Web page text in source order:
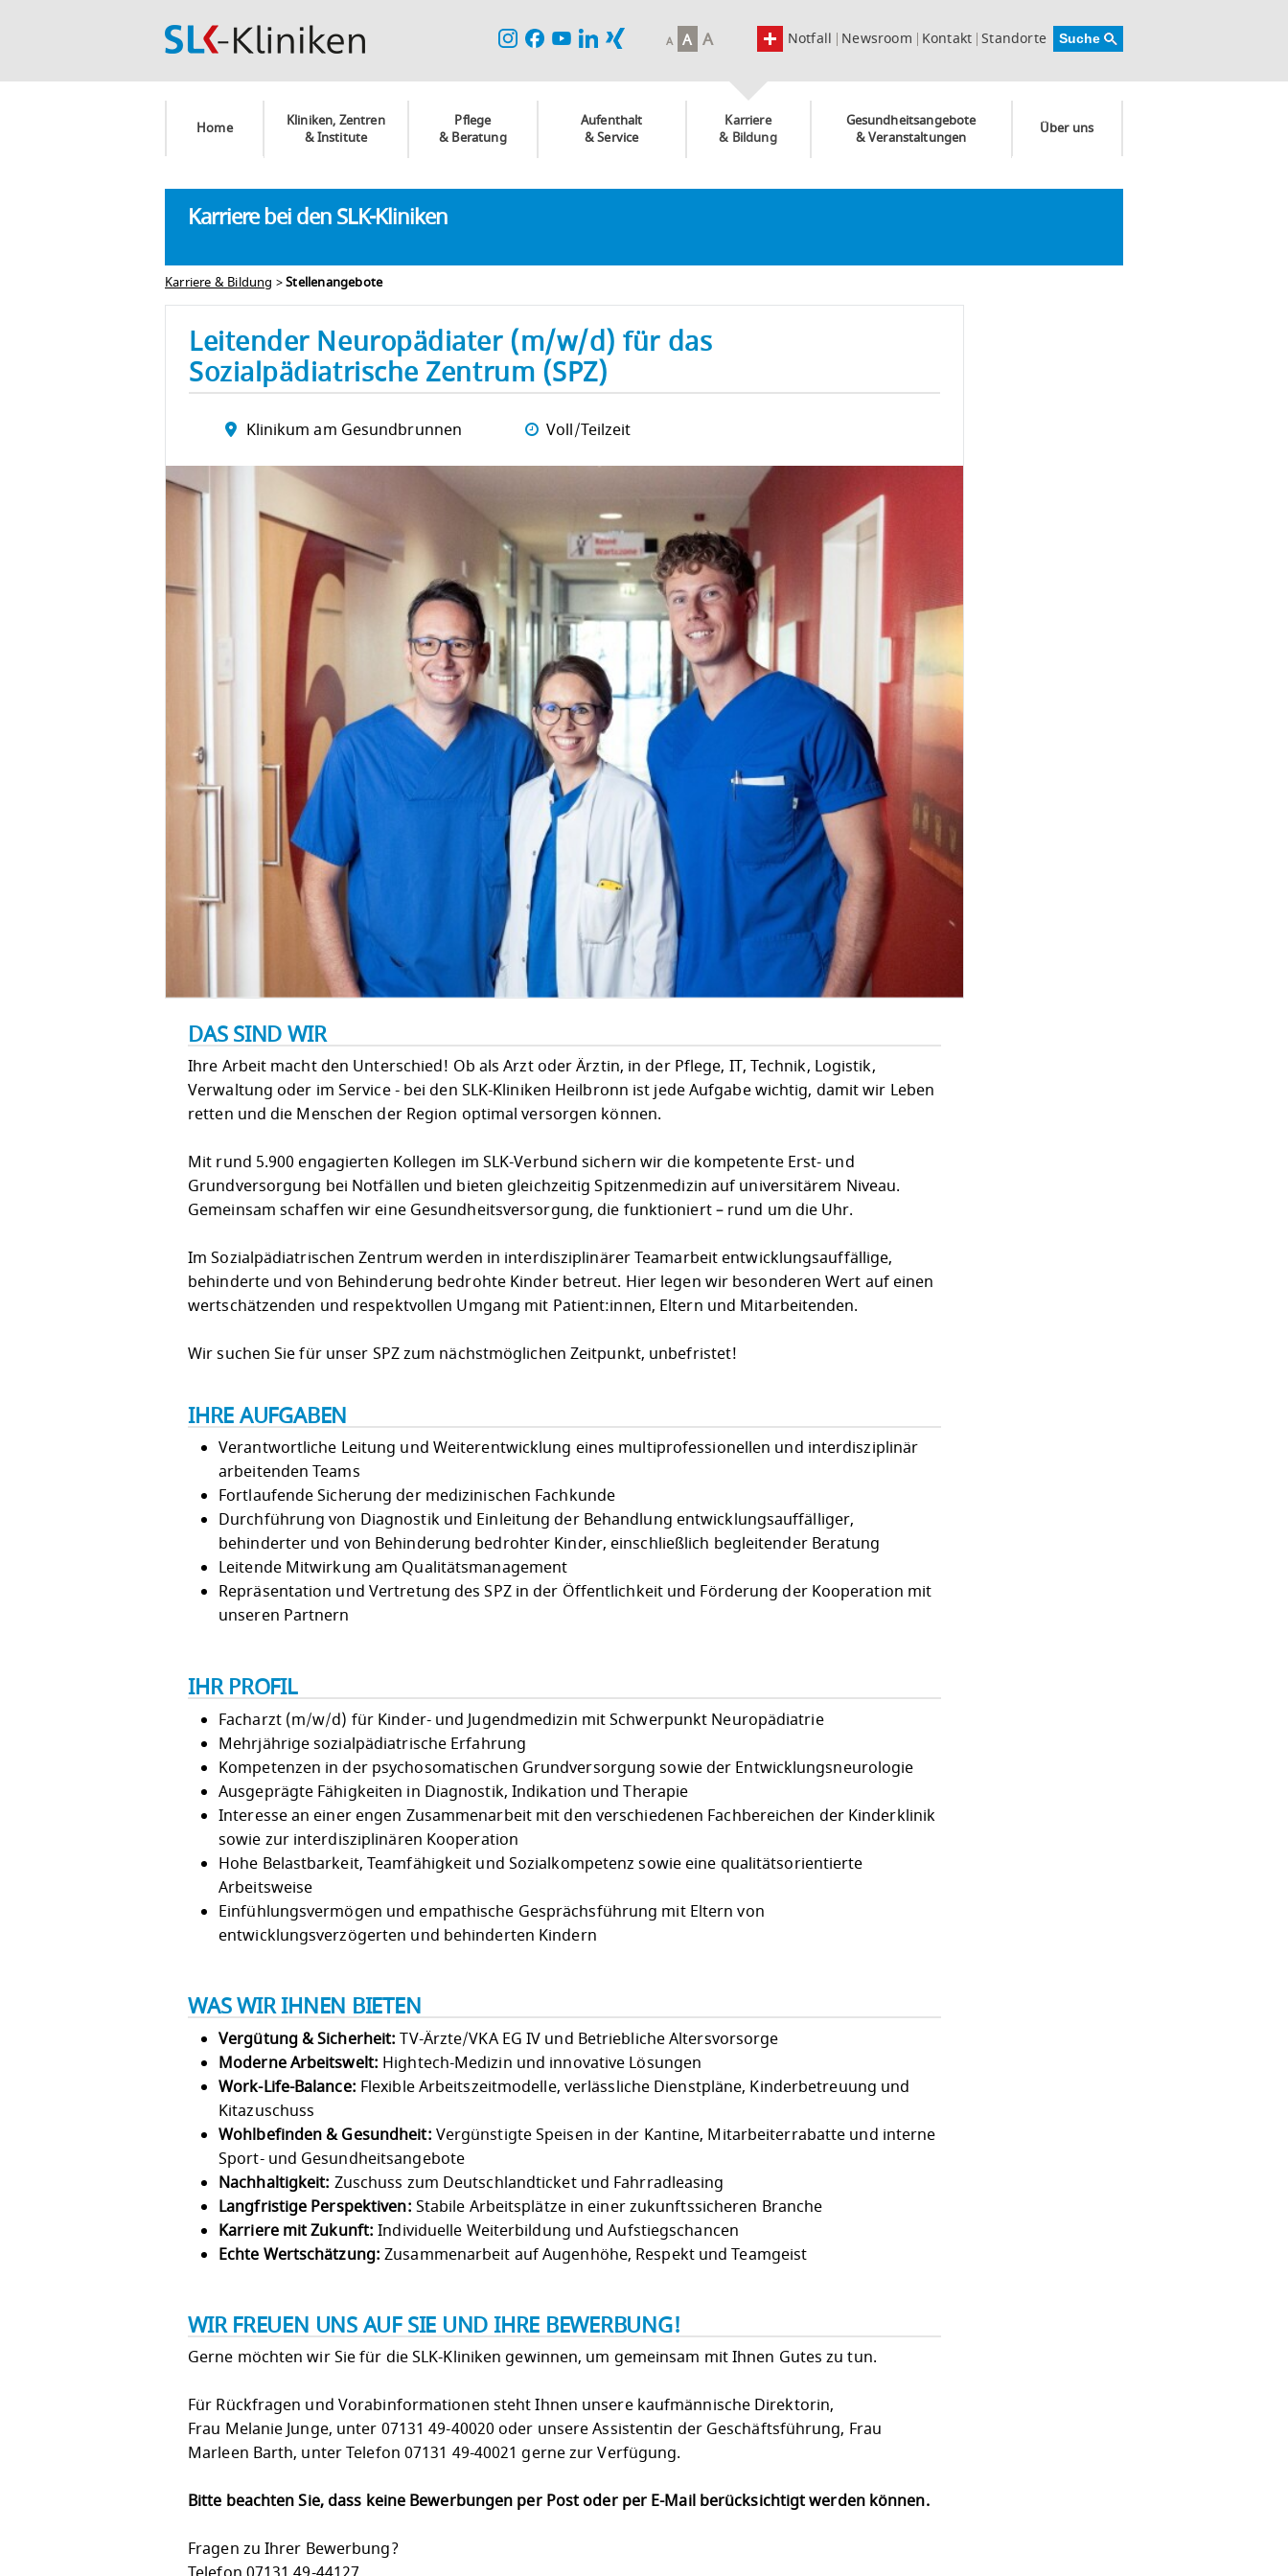
Newsroom Kontakt Standorte
Notfall
A A A
Home
Kliniken, Zentren
& Institute
Pflege
& Beratung
Aufenthalt
& Service
Karriere
& Bildung
Gesundheitsangebote
& Veranstaltungen
Über uns
Karriere bei den SLK-Kliniken
Karriere & Bildung >Stellenangebote
Leitender Neuropädiater (m/w/d) für das
Sozialpädiatrische Zentrum (SPZ)
Klinikum am Gesundbrunnen Voll/Teilzeit
DAS SIND WIR
Ihre Arbeit macht den Unterschied! Ob als Arzt oder Ärztin, in der Pflege, IT, Technik, Logistik,
Verwaltung oder im Service - bei den SLK-Kliniken Heilbronn ist jede Aufgabe wichtig, damit wir Leben
retten und die Menschen der Region optimal versorgen können.
Mit rund 5.900 engagierten Kollegen im SLK-Verbund sichern wir die kompetente Erst- und
Grundversorgung bei Notfällen und bieten gleichzeitig Spitzenmedizin auf universitärem Niveau.
Gemeinsam schaffen wir eine Gesundheitsversorgung, die funktioniert – rund um die Uhr.
Im Sozialpädiatrischen Zentrum werden in interdisziplinärer Teamarbeit entwicklungsauffällige,
behinderte und von Behinderung bedrohte Kinder betreut. Hier legen wir besonderen Wert auf einen
wertschätzenden und respektvollen Umgang mit Patient:innen, Eltern und Mitarbeitenden.
Wir suchen Sie für unser SPZ zum nächstmöglichen Zeitpunkt, unbefristet!
IHRE AUFGABEN
Verantwortliche Leitung und Weiterentwicklung eines multiprofessionellen und interdisziplinär
arbeitenden Teams
Fortlaufende Sicherung der medizinischen Fachkunde
Durchführung von Diagnostik und Einleitung der Behandlung entwicklungsauffälliger,
behinderter und von Behinderung bedrohter Kinder, einschließlich begleitender Beratung
Leitende Mitwirkung am Qualitätsmanagement
Repräsentation und Vertretung des SPZ in der Öffentlichkeit und Förderung der Kooperation mit
unseren Partnern
IHR PROFIL
Facharzt (m/w/d) für Kinder- und Jugendmedizin mit Schwerpunkt Neuropädiatrie
Mehrjährige sozialpädiatrische Erfahrung
Kompetenzen in der psychosomatischen Grundversorgung sowie der Entwicklungsneurologie
Ausgeprägte Fähigkeiten in Diagnostik, Indikation und Therapie
Interesse an einer engen Zusammenarbeit mit den verschiedenen Fachbereichen der Kinderklinik
sowie zur interdisziplinären Kooperation
Hohe Belastbarkeit, Teamfähigkeit und Sozialkompetenz sowie eine qualitätsorientierte
Arbeitsweise
Einfühlungsvermögen und empathische Gesprächsführung mit Eltern von
entwicklungsverzögerten und behinderten Kindern
WAS WIR IHNEN BIETEN
Vergütung & Sicherheit: TV-Ärzte/VKA EG IV und Betriebliche Altersvorsorge
Moderne Arbeitswelt: Hightech-Medizin und innovative Lösungen
Work-Life-Balance: Flexible Arbeitszeitmodelle, verlässliche Dienstpläne, Kinderbetreuung und
Kitazuschuss
Wohlbefinden & Gesundheit: Vergünstigte Speisen in der Kantine, Mitarbeiterrabatte und interne
Sport- und Gesundheitsangebote
Nachhaltigkeit: Zuschuss zum Deutschlandticket und Fahrradleasing
Langfristige Perspektiven: Stabile Arbeitsplätze in einer zukunftssicheren Branche
Karriere mit Zukunft: Individuelle Weiterbildung und Aufstiegschancen
Echte Wertschätzung: Zusammenarbeit auf Augenhöhe, Respekt und Teamgeist
WIR FREUEN UNS AUF SIE UND IHRE BEWERBUNG!
Gerne möchten wir Sie für die SLK-Kliniken gewinnen, um gemeinsam mit Ihnen Gutes zu tun.
Für Rückfragen und Vorabinformationen steht Ihnen unsere kaufmännische Direktorin,
Frau Melanie Junge, unter 07131 49-40020 oder unsere Assistentin der Geschäftsführung, Frau
Marleen Barth, unter Telefon 07131 49-40021 gerne zur Verfügung.
Bitte beachten Sie, dass keine Bewerbungen per Post oder per E-Mail berücksichtigt werden können.
Fragen zu Ihrer Bewerbung?